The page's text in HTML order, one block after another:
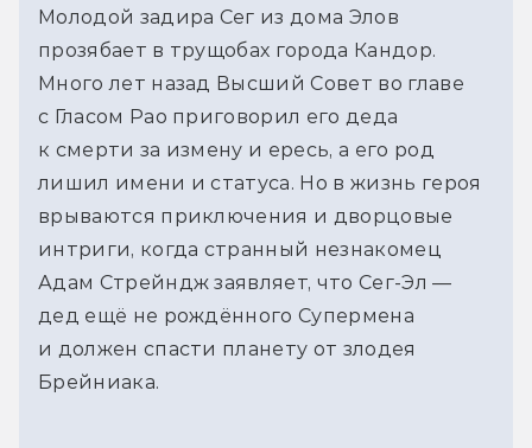
Молодой задира Сег из дома Элов
прозябает в трущобах города Кандор.
Много лет назад Высший Совет во главе
с Гласом Рао приговорил его деда
к смерти за измену и ересь, а его род
лишил имени и статуса. Но в жизнь героя
врываются приключения и дворцовые
интриги, когда странный незнакомец
Адам Стрейндж заявляет, что Сег-Эл —
дед ещё не рождённого Супермена
и должен спасти планету от злодея
Брейниака.